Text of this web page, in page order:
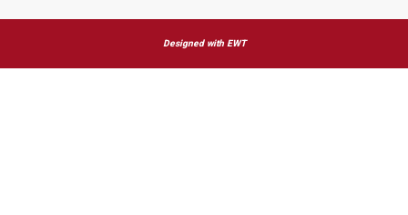
Designed with EWT